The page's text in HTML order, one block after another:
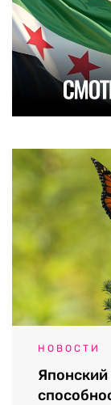
НОВОСТИ